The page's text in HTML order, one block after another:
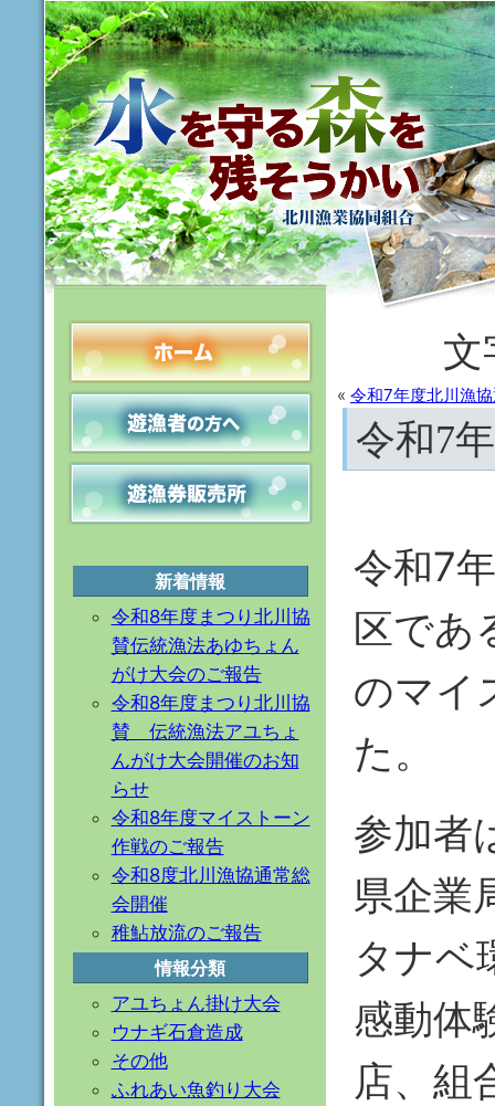
文
« 令和7年度北川漁
令和7
令和7
区であ
のマイ
た。
参加者
県企業
タナベ
感動体
店、組
新着情報
令和8年度まつり北川協
賛伝統漁法あゆちょん
がけ大会のご報告
令和8年度まつり北川協
賛 伝統漁法アユちょ
んがけ大会開催のお知
らせ
令和8年度マイストーン
作戦のご報告
令和8度北川漁協通常総
会開催
稚鮎放流のご報告
情報分類
アユちょん掛け大会
ウナギ石倉造成
その他
ふれあい魚釣り大会